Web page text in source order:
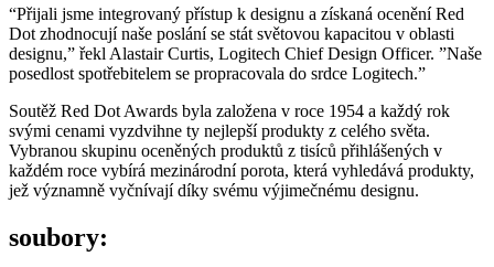
“Přijali jsme integrovaný přístup k designu a získaná ocenění Red
Dot zhodnocují naše poslání se stát světovou kapacitou v oblasti
designu,” řekl Alastair Curtis, Logitech Chief Design Officer. ”Naše
posedlost spotřebitelem se propracovala do srdce Logitech.”
Soutěž Red Dot Awards byla založena v roce 1954 a každý rok
svými cenami vyzdvihne ty nejlepší produkty z celého světa.
Vybranou skupinu oceněných produktů z tisíců přihlášených v
každém roce vybírá mezinárodní porota, která vyhledává produkty,
jež významně vyčnívají díky svému výjimečnému designu.
soubory: